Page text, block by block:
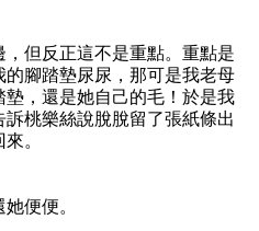
但反正這不是重點。重點是
腳踏墊尿尿，那可是我老母
，還是她自己的毛！於是我
桃樂絲說脫脫留了張紙條出
。
便便。